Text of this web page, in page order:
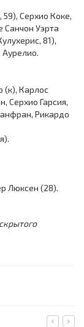
Серхио Коке,
Санчон Уэрта
81),
Аурелио.
(к), Карлос
Серхио Гарсия,
Рикардо
Люксен (28).